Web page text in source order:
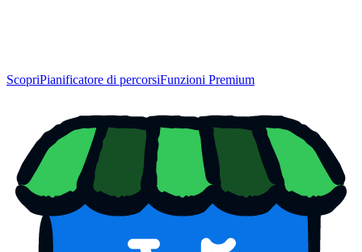
ScopriPianificatore di percorsiFunzioni Premium